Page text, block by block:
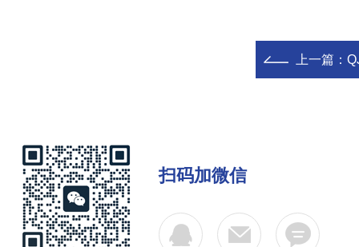
上一篇：
扫码加微信